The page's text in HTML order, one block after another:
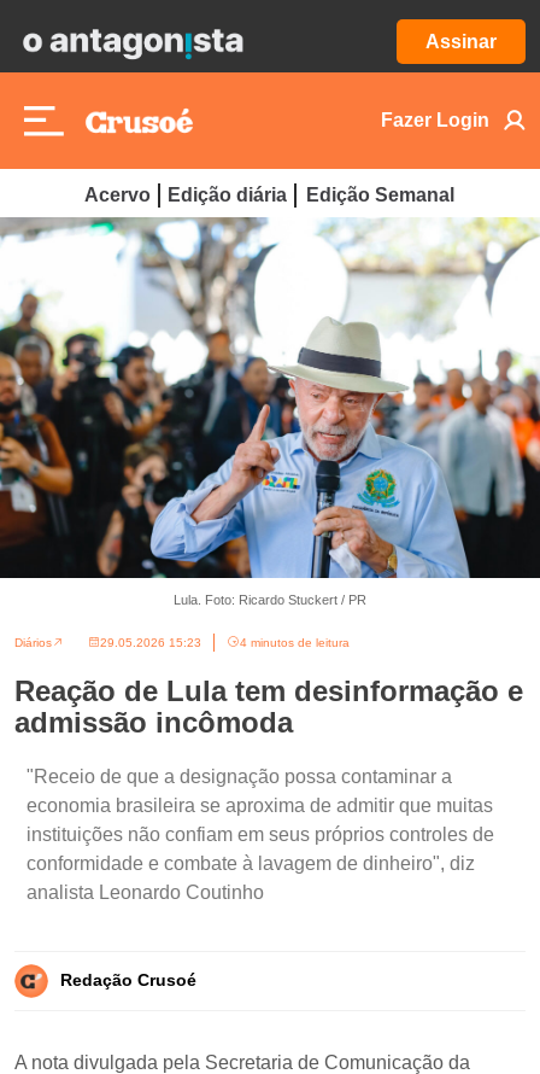
Assinar
Fazer Login
Acervo Edição diária Edição Semanal
Lula. Foto: Ricardo Stuckert / PR
Diários 29.05.2026 15:23 4 minutos de leitura
Reação de Lula tem desinformação e
admissão incômoda
"Receio de que a designação possa contaminar a
economia brasileira se aproxima de admitir que muitas
instituições não confiam em seus próprios controles de
conformidade e combate à lavagem de dinheiro", diz
analista Leonardo Coutinho
Redação Crusoé
A nota divulgada pela Secretaria de Comunicação da